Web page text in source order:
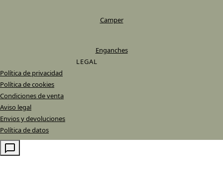
Camper
Enganches
LEGAL
Política de privacidad
Política de cookies
Condiciones de venta
Aviso legal
Envios y devoluciones
Política de datos